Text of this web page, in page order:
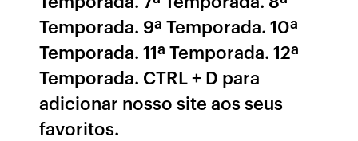
Temporada. 9ª Temporada. 10ª
Temporada. 11ª Temporada. 12ª
Temporada. CTRL + D para
adicionar nosso site aos seus
favoritos.